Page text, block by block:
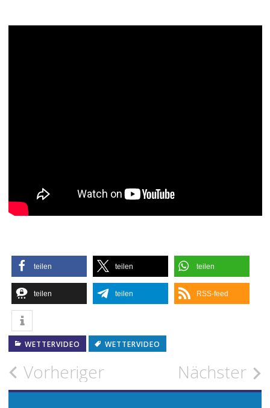
teilen teilen teilen
teilen teilen RSS-feed
WETTERVIDEO WETTERVIDEO
Beitragsnavigation
Vorheriger Nächster